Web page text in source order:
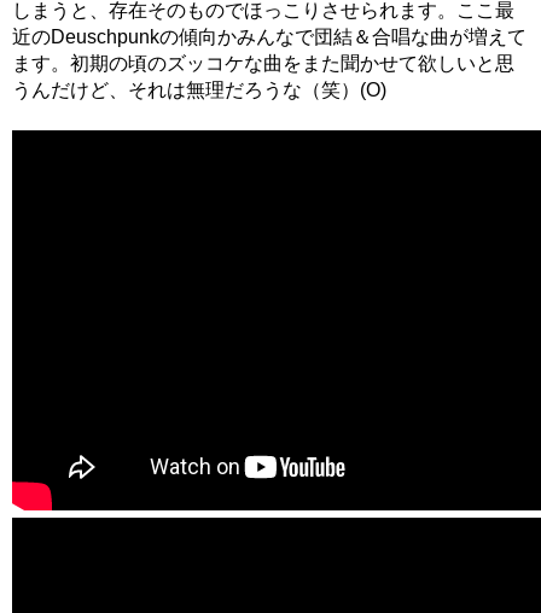
しまうと、存在そのものでほっこりさせられます。ここ最
近のDeuschpunkの傾向かみんなで団結＆合唱な曲が増えて
ます。初期の頃のズッコケな曲をまた聞かせて欲しいと思
うんだけど、それは無理だろうな（笑）(O)